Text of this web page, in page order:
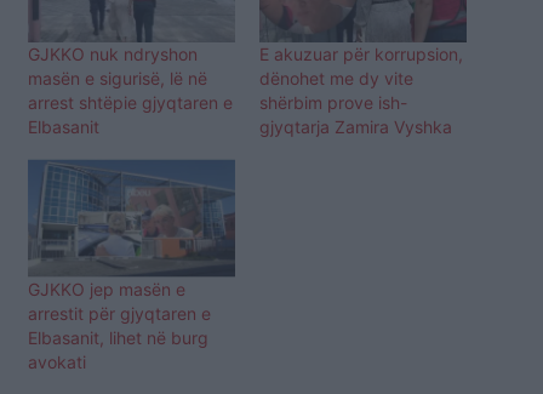
GJKKO nuk ndryshon
masën e sigurisë, lë në
arrest shtëpie gjyqtaren e
Elbasanit
E akuzuar për korrupsion,
dënohet me dy vite
shërbim prove ish-
gjyqtarja Zamira Vyshka
GJKKO jep masën e
arrestit për gjyqtaren e
Elbasanit, lihet në burg
avokati